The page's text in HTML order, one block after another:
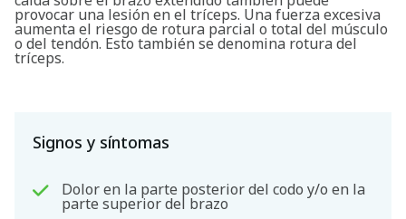
Buscar
provocar una lesión en el tríceps. Una fuerza excesiva
aumenta el riesgo de rotura parcial o total del músculo
o del tendón. Esto también se denomina rotura del
tríceps.
Signos y síntomas
Dolor en la parte posterior del codo y/o en la
parte superior del brazo